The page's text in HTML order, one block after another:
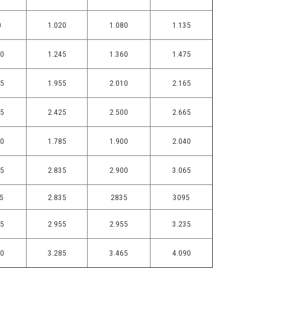
1.020 1.080 1.135
1.245 1.360 1.475
1.955 2.010 2.165
2.425 2.500 2.665
1.785 1.900 2.040
2.835 2.900 3.065
2.835 2835 3095
2.955 2.955 3.235
3.285 3.465 4.090